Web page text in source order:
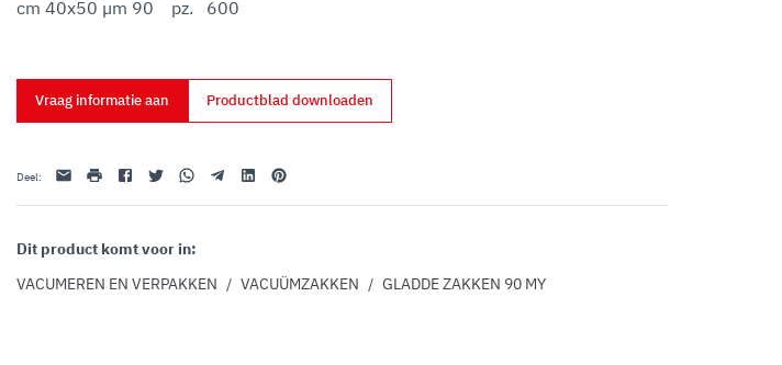
Vraag informatie aan Productblad downloaden
Deel: E-mailafdrukkenFacebookTwitterWhatsappTelegramLinkedinPinterest
Dit product komt voor in:
VACUMEREN EN VERPAKKEN / VACUÜMZAKKEN / GLADDE ZAKKEN 90 MY